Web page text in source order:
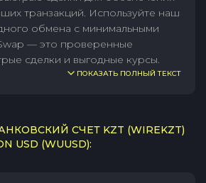
транзакций. Используйте наш
обмена с минимальными
— это проверенные
сделки и выгодные курсы.
ПОКАЗАТЬ ПОЛНЫЙ ТЕКСТ
СЧЕТ KZT (WIREKZT)
USD (WUUSD):